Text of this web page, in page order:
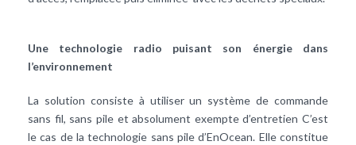
Une technologie radio puisant son énergie dans
l’environnement
La solution consiste à utiliser un système de commande
sans fil, sans pile et absolument exempte d’entretien C’est
le cas de la technologie sans pile d’EnOcean. Elle constitue